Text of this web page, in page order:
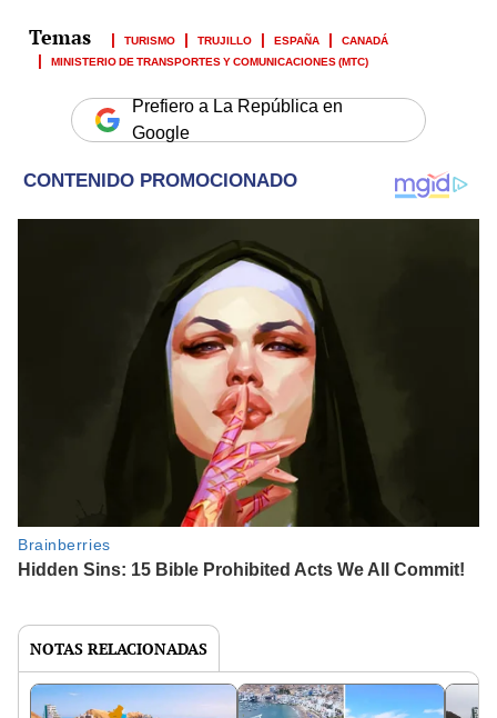
TURISMO TRUJILLO ESPAÑA
CANADÁ
MINISTERIO DE TRANSPORTES Y COMUNICACIONES (MTC)
Prefiero a La República en
Google
NOTAS RELACIONADAS